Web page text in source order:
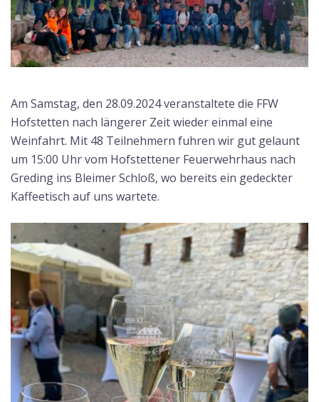
Am Samstag, den 28.09.2024 veranstaltete die FFW
Hofstetten nach längerer Zeit wieder einmal eine
Weinfahrt. Mit 48 Teilnehmern fuhren wir gut gelaunt
um 15:00 Uhr vom Hofstettener Feuerwehrhaus nach
Greding ins Bleimer Schloß, wo bereits ein gedeckter
Kaffeetisch auf uns wartete.